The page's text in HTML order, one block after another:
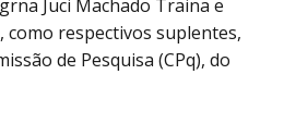
Juci Machado Traina e
como respectivos suplentes,
de Pesquisa (CPq), do